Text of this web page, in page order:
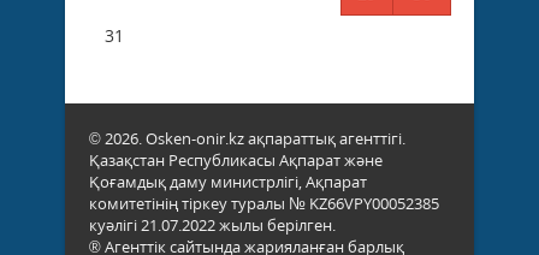
31
© 2026. Osken-onir.kz ақпараттық агенттігі.
Қазақстан Республикасы Ақпарат және
Қоғамдық даму министрлігі, Ақпарат
комитетінің тіркеу туралы № KZ66VPY00052385
куәлігі 21.07.2022 жылы берілген.
® Агенттік сайтында жарияланған барлық